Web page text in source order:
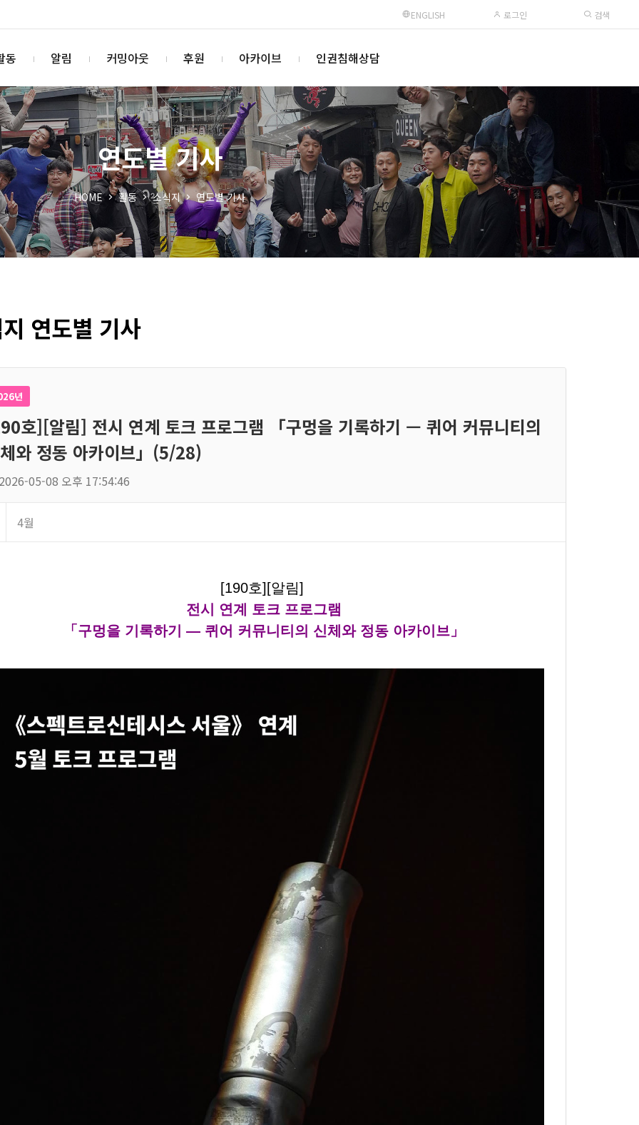
ENGLISH 로그인 검색
동 알림 커밍아웃 후원 아카이브 인권침해상담
연도별 기사
HOME 활동 소식지 연도별 기사
연도별 기사
년
호][알림] 전시 연계 토크 프로그램 「구멍을 기록하기 — 퀴어 커뮤니티의
와 정동 아카이브」(5/28)
2026-05-08 오후 17:54:46
4월
[190호][알림]
전시 연계 토크 프로그램
「구멍을 기록하기 — 퀴어 커뮤니티의 신체와 정동 아카이브」